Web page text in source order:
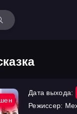
Дата выхода:
Режиссер: